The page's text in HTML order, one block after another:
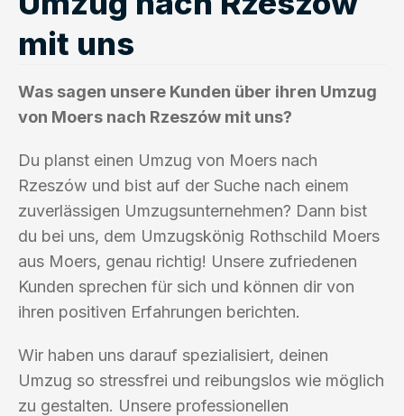
mit uns
Was sagen unsere Kunden über ihren Umzug
von Moers nach Rzeszów mit uns?
Du planst einen Umzug von Moers nach
Rzeszów und bist auf der Suche nach einem
zuverlässigen Umzugsunternehmen? Dann bist
du bei uns, dem Umzugskönig Rothschild Moers
aus Moers, genau richtig! Unsere zufriedenen
Kunden sprechen für sich und können dir von
ihren positiven Erfahrungen berichten.
Wir haben uns darauf spezialisiert, deinen
Umzug so stressfrei und reibungslos wie möglich
zu gestalten. Unsere professionellen